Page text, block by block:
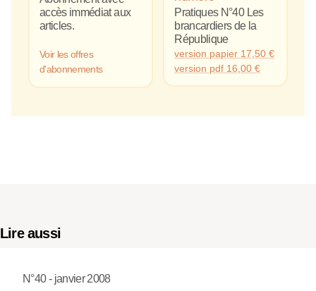
accès immédiat aux
articles.
Voir les offres
d'abonnements
Pratiques N°40 Les
brancardiers de la
République
version papier 17,50€
version pdf 16,00€
Lire aussi
N°40 - janvier 2008